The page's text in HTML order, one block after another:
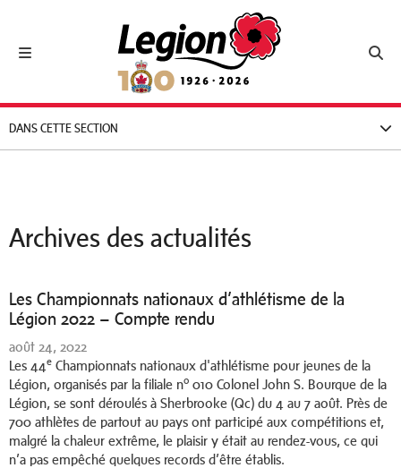
Toggle navigation
Royal Canadian Legion
DANS CETTE SECTION
Archives des actualités
Les Championnats nationaux d’athlétisme de la
Légion 2022 – Compte rendu
août 24, 2022
Les 44e Championnats nationaux d'athlétisme pour jeunes de la
Légion, organisés par la filiale no 010 Colonel John S. Bourque de la
Légion, se sont déroulés à Sherbrooke (Qc) du 4 au 7 août. Près de
700 athlètes de partout au pays ont participé aux compétitions et,
malgré la chaleur extrême, le plaisir y était au rendez-vous, ce qui
n’a pas empêché quelques records d’être établis.